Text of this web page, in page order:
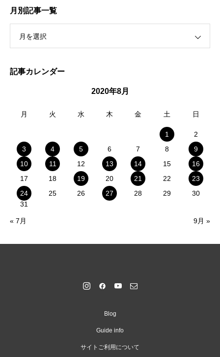
月別記事一覧
月を選択
記事カレンダー
2020年8月
月 火 水 木 金 土 日
1
2
3
4 5 6 7 8
9
10
11 12 13 14 15
16
17
18 19 20 21 22
23
24
25 26 27 28 29
30
31
« 7月 9月 »
Blog
Guide info
サイトご利用について